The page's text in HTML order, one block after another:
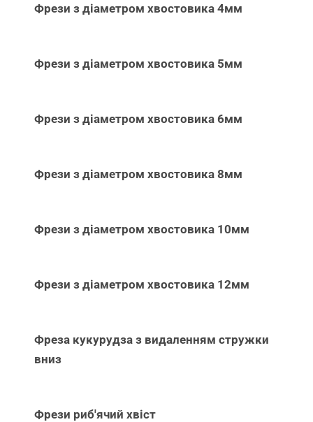
Фрези з діаметром хвостовика 4мм
Фрези з діаметром хвостовика 5мм
Фрези з діаметром хвостовика 6мм
Фрези з діаметром хвостовика 8мм
Фрези з діаметром хвостовика 10мм
Фрези з діаметром хвостовика 12мм
Фреза кукурудза з видаленням стружки
вниз
Фрези риб'ячий хвіст